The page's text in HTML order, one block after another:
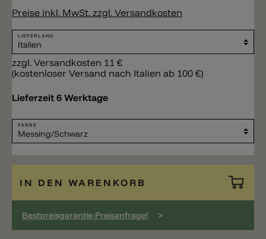
Preise inkl. MwSt. zzgl. Versandkosten
LIEFERLAND
zzgl. Versandkosten 11 €
(kostenloser Versand nach Italien ab 100 €)
Lieferzeit 6 Werktage
FARBE
IN DEN WARENKORB
Bestpreisgarantie-Preisanfrage! >